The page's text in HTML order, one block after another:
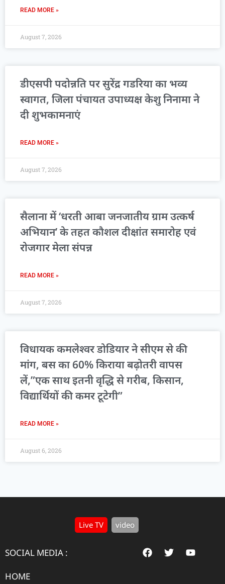
READ MORE »
August 7, 2026
डीएसपी पदोन्नति पर सुरेंद्र गडरिया का भव्य
स्वागत, जिला पंचायत उपाध्यक्ष केशु निनामा ने
दी शुभकामनाएं
READ MORE »
August 7, 2026
सैलाना में ‘धरती आबा जनजातीय ग्राम उत्कर्ष
अभियान’ के तहत कौशल दीक्षांत समारोह एवं
रोजगार मेला संपन्न
READ MORE »
August 7, 2026
विधायक कमलेश्वर डोडियार ने सीएम से की
मांग, बस का 60% किराया बढ़ोतरी वापस
लें,”एक साथ इतनी वृद्धि से गरीब, किसान,
विद्यार्थियों की कमर टूटेगी”
READ MORE »
August 6, 2026
Live TV video
SOCIAL MEDIA :
HOME